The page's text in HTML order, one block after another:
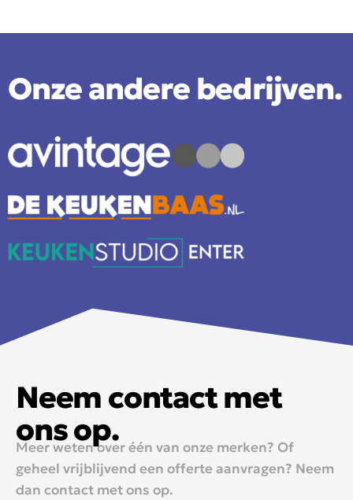
Onze andere bedrijven.
Neem contact met
ons op.
Meer weten over één van onze merken? Of
geheel vrijblijvend een offerte aanvragen? Neem
dan contact met ons op.